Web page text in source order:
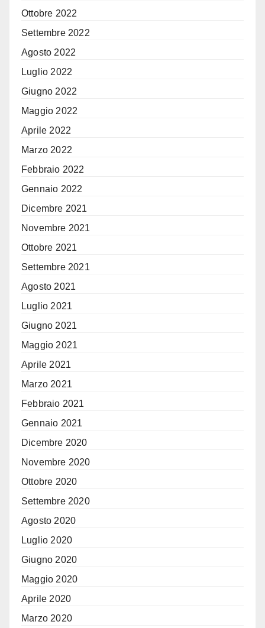
Ottobre 2022
Settembre 2022
Agosto 2022
Luglio 2022
Giugno 2022
Maggio 2022
Aprile 2022
Marzo 2022
Febbraio 2022
Gennaio 2022
Dicembre 2021
Novembre 2021
Ottobre 2021
Settembre 2021
Agosto 2021
Luglio 2021
Giugno 2021
Maggio 2021
Aprile 2021
Marzo 2021
Febbraio 2021
Gennaio 2021
Dicembre 2020
Novembre 2020
Ottobre 2020
Settembre 2020
Agosto 2020
Luglio 2020
Giugno 2020
Maggio 2020
Aprile 2020
Marzo 2020